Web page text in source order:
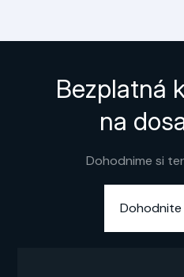
Bezplatná
na
Dohodnime si